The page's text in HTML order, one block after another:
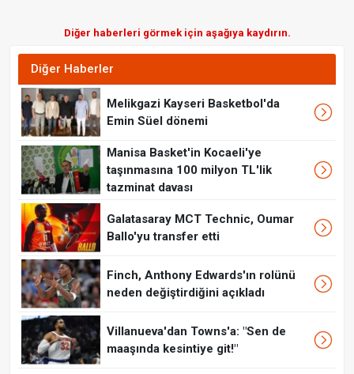
Diğer haberleri görmek için aşağıya kaydırın.
Diğer Haberler
Melikgazi Kayseri Basketbol'da
Emin Süel dönemi
Manisa Basket'in Kocaeli'ye
taşınmasına 100 milyon TL'lik
tazminat davası
Galatasaray MCT Technic, Oumar
Ballo'yu transfer etti
Finch, Anthony Edwards'ın rolünü
neden değiştirdiğini açıkladı
Villanueva'dan Towns'a: "Sen de
maaşında kesintiye git!"